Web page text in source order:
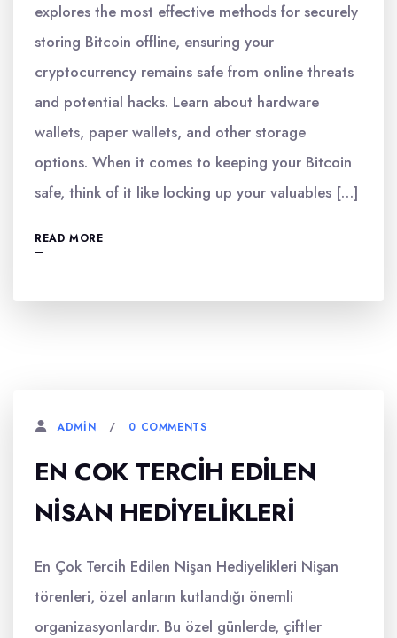
explores the most effective methods for securely
storing Bitcoin offline, ensuring your
cryptocurrency remains safe from online threats
and potential hacks. Learn about hardware
wallets, paper wallets, and other storage
options. When it comes to keeping your Bitcoin
safe, think of it like locking up your valuables […]
READ MORE
ADMIN 0 COMMENTS
EN COK TERCIH EDILEN
NISAN HEDIYELIKLERI
En Çok Tercih Edilen Nişan Hediyelikleri Nişan
törenleri, özel anların kutlandığı önemli
organizasyonlardır. Bu özel günlerde, çiftler